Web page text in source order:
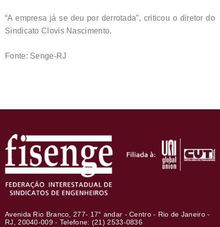
“A empresa já se deu por derrotada”, criticou o diretor do
Sindicato Clovis Nascimento.
Fonte: Senge-RJ
Avenida Rio Branco, 277- 17° andar - Centro - Rio de Janeiro -
RJ, 20040-009 - Telefone: (21) 2533-0836